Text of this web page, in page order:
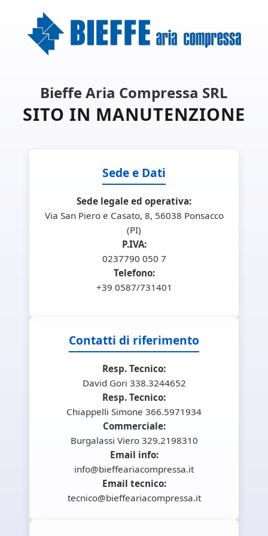
Bieffe Aria Compressa SRL
SITO IN MANUTENZIONE
Sede e Dati
Sede legale ed operativa:
Via San Piero e Casato, 8, 56038 Ponsacco
(PI)
P.IVA:
0237790 050 7
Telefono:
+39 0587/731401
Contatti di riferimento
Resp. Tecnico:
David Gori 338.3244652
Resp. Tecnico:
Chiappelli Simone 366.5971934
Commerciale:
Burgalassi Viero 329.2198310
Email info:
info@bieffeariacompressa.it
Email tecnico:
tecnico@bieffeariacompressa.it